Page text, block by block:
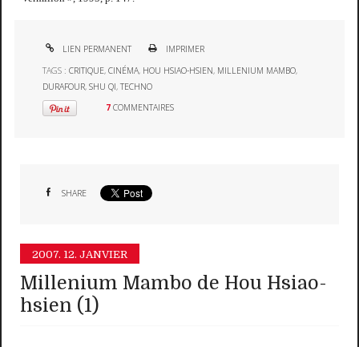
LIEN PERMANENT
IMPRIMER
TAGS :CRITIQUE,CINÉMA, HOU HSIAO-HSIEN, MILLENIUM MAMBO,
DURAFOUR,SHU QI,TECHNO
7 COMMENTAIRES
SHARE
2007. 12. JANVIER
Millenium Mambo de Hou Hsiao-
hsien (1)